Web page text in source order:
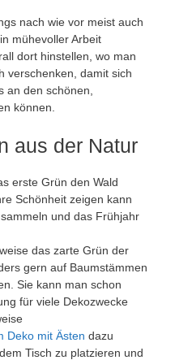
nach wie vor meist auch
mühevoller Arbeit
dort hinstellen, wo man
verschenken, damit sich
an den schönen,
können.
aus der Natur
erste Grün den Wald
Schönheit zeigen kann
und das Frühjahr
das zarte Grün der
gern auf Baumstämmen
Sie kann man schon
für viele Dekozwecke
Deko mit Ästen dazu
Tisch zu platzieren und